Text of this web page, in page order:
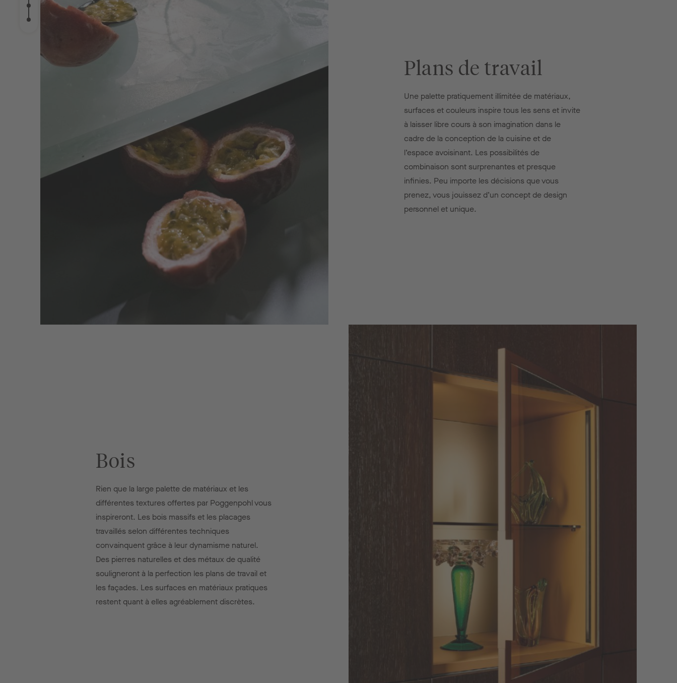
Plans de travail
Une palette pratiquement illimitée de matériaux,
surfaces et couleurs inspire tous les sens et invite
à laisser libre cours à son imagination dans le
cadre de la conception de la cuisine et de
l’espace avoisinant. Les possibilités de
combinaison sont surprenantes et presque
infinies. Peu importe les décisions que vous
prenez, vous jouissez d’un concept de design
personnel et unique.
Bois
Rien que la large palette de matériaux et les
différentes textures offertes par Poggenpohl vous
inspireront. Les bois massifs et les placages
travaillés selon différentes techniques
convainquent grâce à leur dynamisme naturel.
Des pierres naturelles et des métaux de qualité
souligneront à la perfection les plans de travail et
les façades. Les surfaces en matériaux pratiques
restent quant à elles agréablement discrètes.